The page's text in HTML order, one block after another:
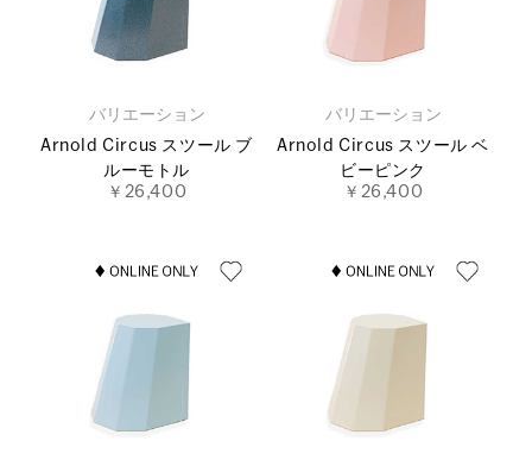
バリエーション
Arnold Circus スツール ブ
ルーモトル
￥26,400
バリエーション
Arnold Circus スツール ベ
ビーピンク
￥26,400